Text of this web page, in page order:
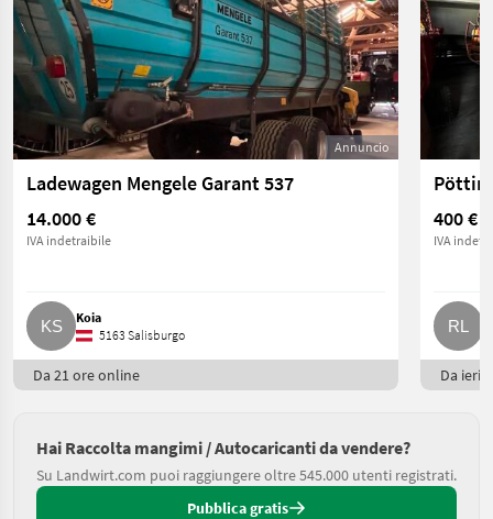
Annuncio
Ladewagen Mengele Garant 537
14.000 €
IVA indetraibile
Koia
5163 Salisburgo
Da 21 ore online
400 €
IVA
Da ieri
Hai Raccolta mangimi / Autocaricanti da vendere?
Su Landwirt.com puoi raggiungere oltre 545.000 utenti registrati.
Pubblica gratis